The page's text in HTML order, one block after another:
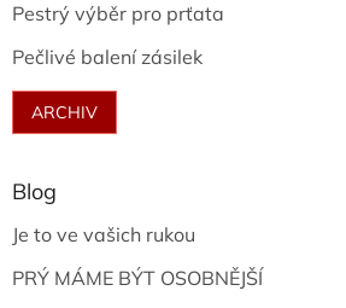
Pestrý výběr pro prťata
Pečlivé balení zásilek
ARCHIV
Blog
Je to ve vašich rukou
PRÝ MÁME BÝT OSOBNĚJŠÍ